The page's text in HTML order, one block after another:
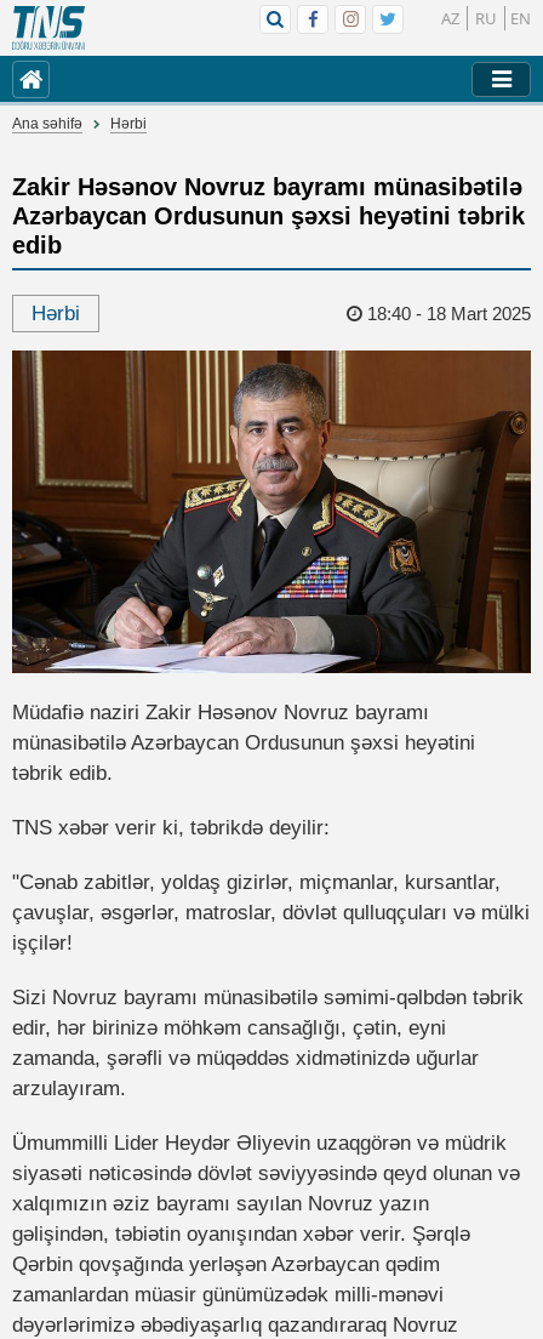
AZ RU EN
Ana səhifə Hərbi
Zakir Həsənov Novruz bayramı münasibətilə
Azərbaycan Ordusunun şəxsi heyətini təbrik
edib
Hərbi 18:40 - 18 Mart 2025
Müdafiə naziri Zakir Həsənov Novruz bayramı
münasibətilə Azərbaycan Ordusunun şəxsi heyətini
təbrik edib.
TNS xəbər verir ki, təbrikdə deyilir:
"Cənab zabitlər, yoldaş gizirlər, miçmanlar, kursantlar,
çavuşlar, əsgərlər, matroslar, dövlət qulluqçuları və mülki
işçilər!
Sizi Novruz bayramı münasibətilə səmimi-qəlbdən təbrik
edir, hər birinizə möhkəm cansağlığı, çətin, eyni
zamanda, şərəfli və müqəddəs xidmətinizdə uğurlar
arzulayıram.
Ümummilli Lider Heydər Əliyevin uzaqgörən və müdrik
siyasəti nəticəsində dövlət səviyyəsində qeyd olunan və
xalqımızın əziz bayramı sayılan Novruz yazın
gəlişindən, təbiətin oyanışından xəbər verir. Şərqlə
Qərbin qovşağında yerləşən Azərbaycan qədim
zamanlardan müasir günümüzədək milli-mənəvi
dəyərlərimizə əbədiyaşarlıq qazandıraraq Novruz